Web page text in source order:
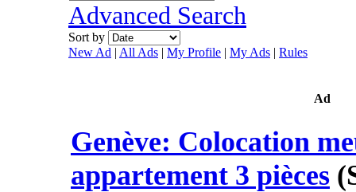
Advanced Search
Sort by
New Ad | All Ads | My Profile | My Ads | Rules
Ad
Genève: Colocation
appartement 3 pièces